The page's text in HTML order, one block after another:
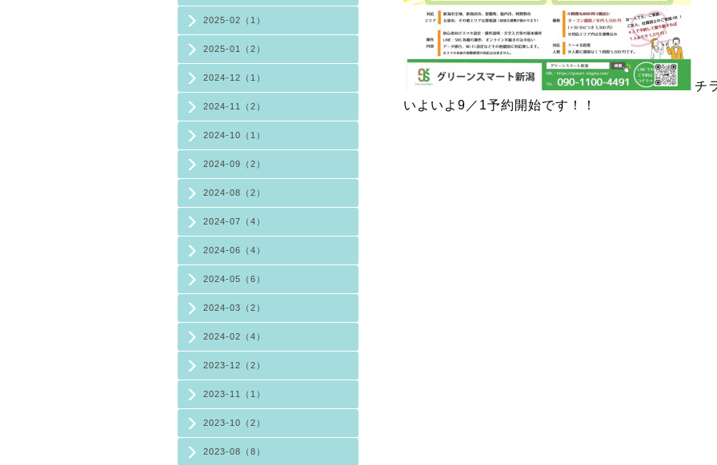
2025-02（1）
2025-01（2）
2024-12（1）
2024-11（2）
2024-10（1）
2024-09（2）
2024-08（2）
2024-07（4）
2024-06（4）
2024-05（6）
2024-03（2）
2024-02（4）
2023-12（2）
2023-11（1）
2023-10（2）
2023-08（8）
チ
いよいよ9／1予約開始です！！